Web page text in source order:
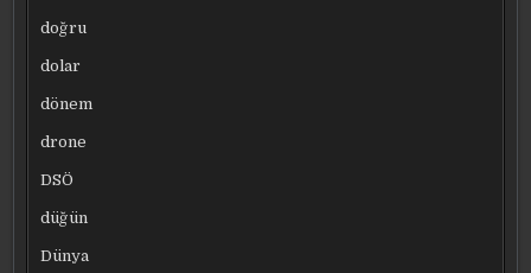
doğru
dolar
dönem
drone
DSÖ
düğün
Dünya